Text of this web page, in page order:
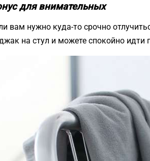
для внимательных
вам нужно куда-то срочно
на стул и можете спокойно идти